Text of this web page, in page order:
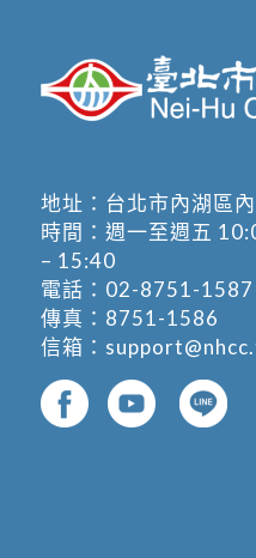
地址： 台北市內湖區
時間：週一至週五
– 15:40
電話： 02-8751-1587
傳真：8751-1586
信箱：